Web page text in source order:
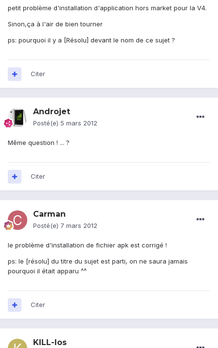
petit problème d'installation d'application hors market pour la V4.
Sinon,ça à l'air de bien tourner
ps: pourquoi il y a [Résolu] devant le nom de ce sujet ?
Citer
Androjet
Posté(e) 5 mars 2012
Même question ! ... ?
Citer
Carman
Posté(e) 7 mars 2012
le problème d'installation de fichier apk est corrigé !
ps: le [résolu] du titre du sujet est parti, on ne saura jamais
pourquoi il était apparu ^^
Citer
KILL-Ios